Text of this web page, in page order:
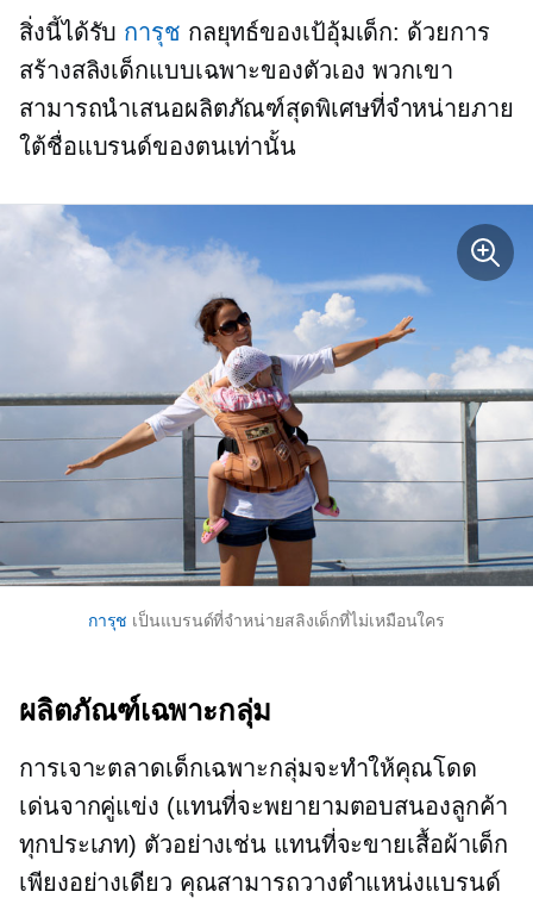
สิ่งนี้ได้รับ การุช กลยุทธ์ของเป้อุ้มเด็ก: ด้วยการ
สร้างสลิงเด็กแบบเฉพาะของตัวเอง พวกเขา
สามารถนำเสนอผลิตภัณฑ์สุดพิเศษที่จำหน่ายภาย
ใต้ชื่อแบรนด์ของตนเท่านั้น
การุช เป็นแบรนด์ที่จำหน่ายสลิงเด็กที่ไม่เหมือนใคร
ผลิตภัณฑ์เฉพาะกลุ่ม
การเจาะตลาดเด็กเฉพาะกลุ่มจะทำให้คุณโดด
เด่นจากคู่แข่ง (แทนที่จะพยายามตอบสนองลูกค้า
ทุกประเภท) ตัวอย่างเช่น แทนที่จะขายเสื้อผ้าเด็ก
เพียงอย่างเดียว คุณสามารถวางตำแหน่งแบรนด์